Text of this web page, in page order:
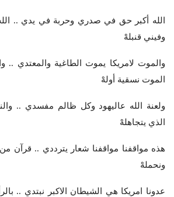
الله أكبر حق في صدري وحربة في يدي ..
وفيني قنبلهْ
والموت لامريكا يموت الطاغية والمعتدي ..
الموت نسقية أولهْ
ولعنة الله عاليهود وكل ظالم مفسدي ..
الذي يتجاهلهْ
هذه مواقفنا مواقفنا شعار يترددي .. قرآن
ونحملهْ
عدونا امريكا هي الشيطان الاكبر نبتدي ..